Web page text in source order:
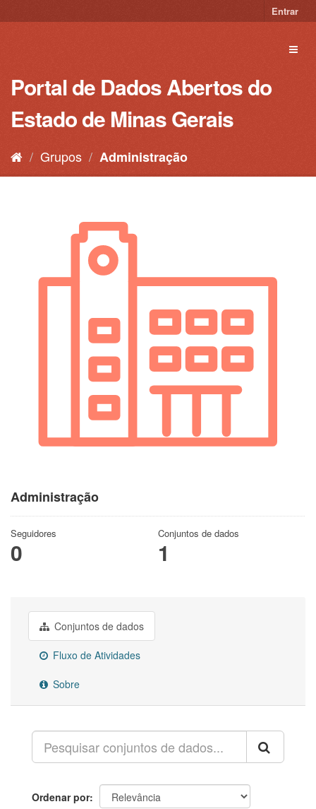
para
Entrar
Portal de Dados Abertos do
Estado de Minas Gerais
Grupos Administração
Administração
Seguidores
0
Conjuntos de dados
1
Conjuntos de dados
Fluxo de Atividades
Sobre
Ordenar por